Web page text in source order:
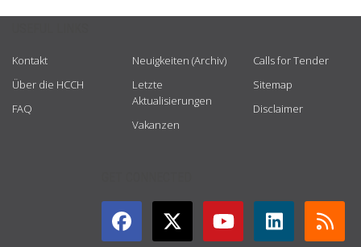
Kontakt
Über die HCCH
FAQ
Neuigkeiten (Archiv)
Letzte
Aktualisierungen
Vakanzen
Calls for Tender
Sitemap
Disclaimer